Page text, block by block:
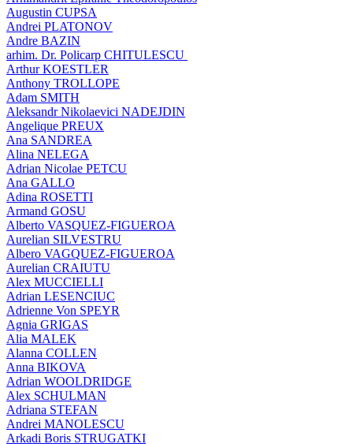
Augustin CUPSA
Andrei PLATONOV
Andre BAZIN
arhim. Dr. Policarp CHITULESCU
Arthur KOESTLER
Anthony TROLLOPE
Adam SMITH
Aleksandr Nikolaevici NADEJDIN
Angelique PREUX
Ana SANDREA
Alina NELEGA
Adrian Nicolae PETCU
Ana GALLO
Adina ROSETTI
Armand GOSU
Alberto VASQUEZ-FIGUEROA
Aurelian SILVESTRU
Albero VAGQUEZ-FIGUEROA
Aurelian CRAIUTU
Alex MUCCIELLI
Adrian LESENCIUC
Adrienne Von SPEYR
Agnia GRIGAS
Alia MALEK
Alanna COLLEN
Anna BIKOVA
Adrian WOOLDRIDGE
Alex SCHULMAN
Adriana STEFAN
Andrei MANOLESCU
Arkadi Boris STRUGATKI